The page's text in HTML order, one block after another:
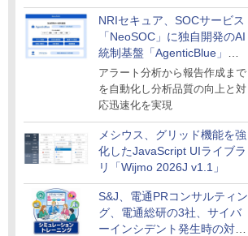
「scSQUARE ISP」の連携サ
ービスを提供開始
NRIセキュア、SOCサービス
「NeoSOC」に独自開発のAI
統制基盤「AgenticBlue」を
導入
アラート分析から報告作成まで
を自動化し分析品質の向上と対
応迅速化を実現
メシウス、グリッド機能を強
化したJavaScript UIライブラ
リ「Wijmo 2026J v1.1」
S&J、電通PRコンサルティン
グ、電通総研の3社、サイバ
ーインシデント発生時の対応